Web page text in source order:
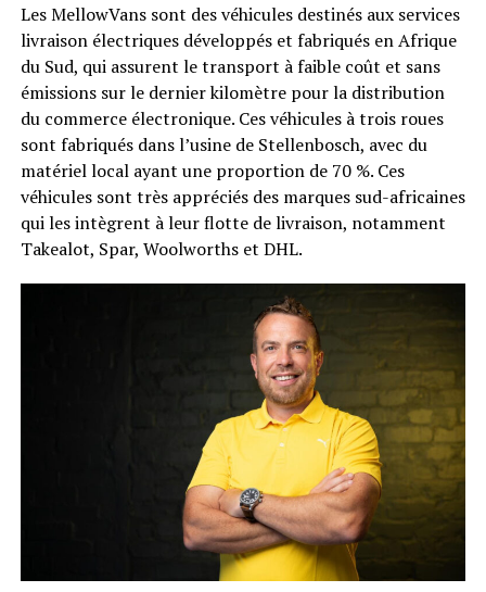
Les MellowVans sont des véhicules destinés aux services
livraison électriques développés et fabriqués en Afrique
du Sud, qui assurent le transport à faible coût et sans
émissions sur le dernier kilomètre pour la distribution
du commerce électronique. Ces véhicules à trois roues
sont fabriqués dans l’usine de Stellenbosch, avec du
matériel local ayant une proportion de 70 %. Ces
véhicules sont très appréciés des marques sud-africaines
qui les intègrent à leur flotte de livraison, notamment
Takealot, Spar, Woolworths et DHL.